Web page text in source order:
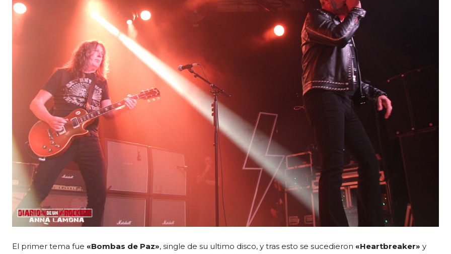
El primer tema fue «Bombas de Paz», single de su ultimo disco, y tras esto se sucedieron «Heartbreaker» y